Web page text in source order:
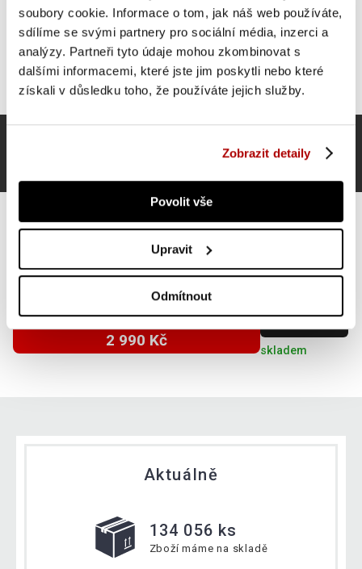
soubory cookie. Informace o tom, jak náš web používáte,
sdílíme se svými partnery pro sociální média, inzerci a
analýzy. Partneři tyto údaje mohou zkombinovat s
dalšími informacemi, které jste jim poskytli nebo které
získali v důsledku toho, že používáte jejich služby.
Zobrazit detaily
Povolit vše
Upravit
Odmítnout
Gorilla Sports Nastavitelná posilovací lavice, 400kg
SUPER CENA
2 990 Kč
skladem
Aktuálně
134 056 ks
Zboží máme na skladě